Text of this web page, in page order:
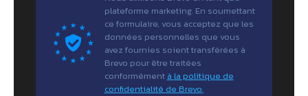
plateforme marketing. En soumettant
ce formulaire, vous acceptez que les
données personnelles que vous
avez fournies soient transférées à
Brevo pour être traitées
conformément à la politique de
confidentialité de Brevo.